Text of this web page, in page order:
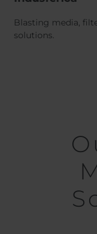
Blasting media,
solutions.